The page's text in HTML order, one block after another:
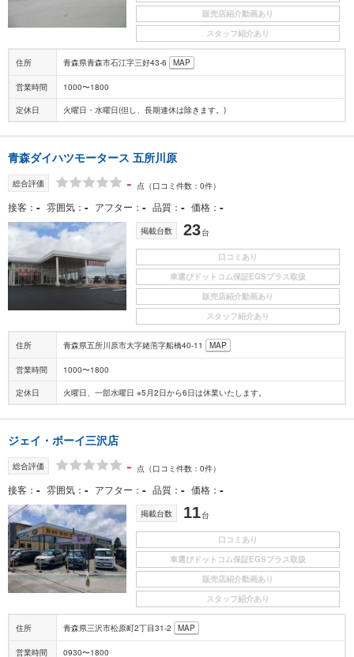
販売店紹介動画あり
スタッフ紹介あり
住所 青森県青森市石江字三好43-6 MAP
営業時間 1000〜1800
定休日 火曜日・水曜日(但し、長期連休は除きます。)
青森ダイハツモータース 五所川原
総合評価 - 点 （口コミ件数：0件）
接客 - 雰囲気 - アフター - 品質 - 価格 -
掲載台数 23台
口コミあり
車選びドットコム保証EGSプラス取扱
販売店紹介動画あり
スタッフ紹介あり
住所 青森県五所川原市大字姥萢字船橋40-11 MAP
営業時間 1000〜1800
定休日 火曜日、一部水曜日 ※5月2日から6日は休業いたします。
ジェイ・ボーイ三沢店
総合評価 - 点 （口コミ件数：0件）
接客 - 雰囲気 - アフター - 品質 - 価格 -
掲載台数 11台
口コミあり
車選びドットコム保証EGSプラス取扱
販売店紹介動画あり
スタッフ紹介あり
住所 青森県三沢市松原町2丁目31-2 MAP
営業時間 0930〜1800